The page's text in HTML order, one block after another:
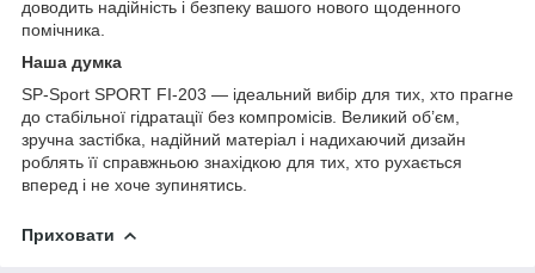
доводить надійність і безпеку вашого нового щоденного
помічника.
Наша думка
SP-Sport SPORT FI-203 — ідеальний вибір для тих, хто прагне
до стабільної гідратації без компромісів. Великий об’єм,
зручна застібка, надійний матеріал і надихаючий дизайн
роблять її справжньою знахідкою для тих, хто рухається
вперед і не хоче зупинятись.
Приховати